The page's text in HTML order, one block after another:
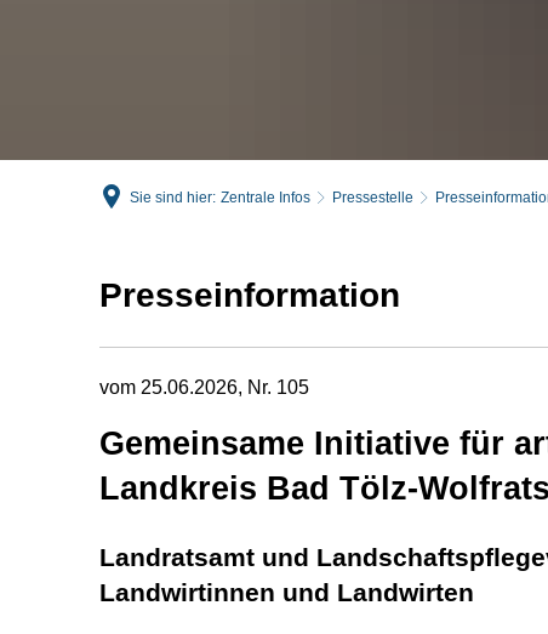
Sie sind hier: Zentrale Infos Pressestelle
Presseinformation
vom 25.06.2026, Nr. 105
Gemeinsame Initiative für
Landkreis Bad Tölz-
Landratsamt und
Landwirtinnen und Landwirten